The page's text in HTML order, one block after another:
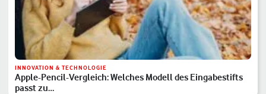
INNOVATION & TECHNOLOGIE
Apple-Pencil-Vergleich: Welches Modell des Eingabestifts
passt zu…